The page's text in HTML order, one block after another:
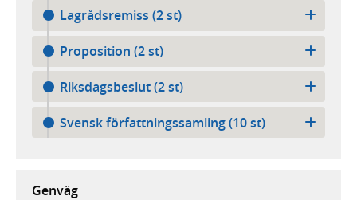
Lagrådsremiss (2 st)
Proposition (2 st)
Riksdagsbeslut (2 st)
Svensk författningssamling (10 st)
Genväg